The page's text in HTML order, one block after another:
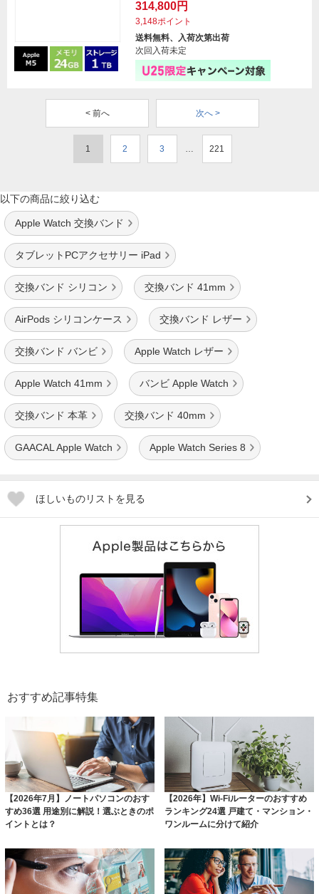
314,800円
3,148ポイント
送料無料、入荷次第出荷
次回入荷未定
< 前へ 次へ >
1 2 3 … 221
以下の商品に絞り込む
Apple Watch 交換バンド
タブレットPCアクセサリー iPad
交換バンド シリコン 交換バンド 41mm
AirPods シリコンケース 交換バンド レザー
交換バンド バンビ Apple Watch レザー
Apple Watch 41mm バンビ Apple Watch
交換バンド 本革 交換バンド 40mm
GAACAL Apple Watch Apple Watch Series 8
ほしいものリストを見る
おすすめ記事特集
【2026年7月】ノートパソコンのおす
すめ36選 用途別に解説！選ぶときのポ
イントとは？
【2026年】Wi-Fiルーターのおすすめ
ランキング24選 戸建て・マンション・
ワンルームに分けて紹介